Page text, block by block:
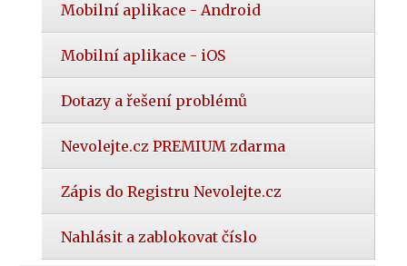
Mobilní aplikace - Android
Mobilní aplikace - iOS
Dotazy a řešení problémů
Nevolejte.cz PREMIUM zdarma
Zápis do Registru Nevolejte.cz
Nahlásit a zablokovat číslo